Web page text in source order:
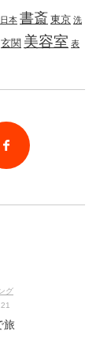
日本 書斎 東京 洗
玄関 美容室 表
グ
旅